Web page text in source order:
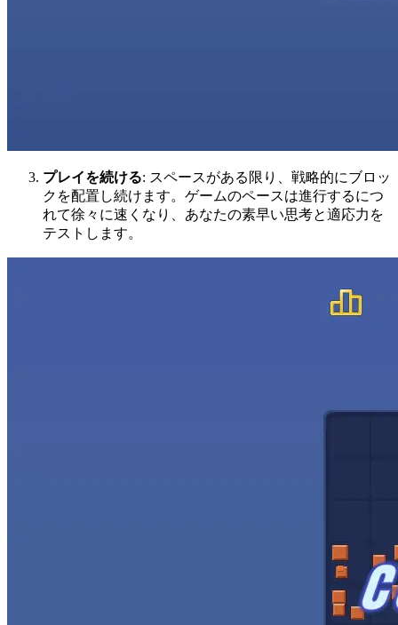
プレイを続ける: スペースがある限り、戦略的にブロッ
クを配置し続けます。ゲームのペースは進行するにつ
れて徐々に速くなり、あなたの素早い思考と適応力を
テストします。